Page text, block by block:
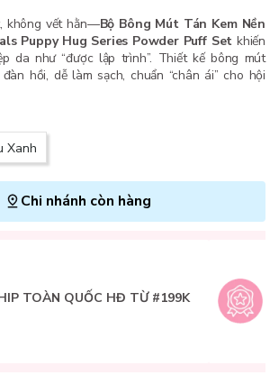
không vết hằn—Bộ Bông Mút Tán Kem Nền
Puppy Hug Series Powder Puff Set khiến
da như “được lập trình”. Thiết kế bông mút
hồi, dễ làm sạch, chuẩn “chân ái” cho hội
Xanh
Chi nhánh còn hàng
TOÀN QUỐC HĐ TỪ #199K